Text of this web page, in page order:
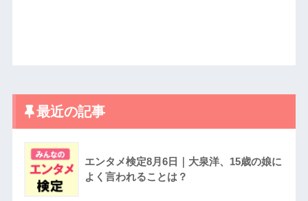
最近の記事
エンタメ検定8月6日｜大泉洋、15歳の娘に
よく言われることは？